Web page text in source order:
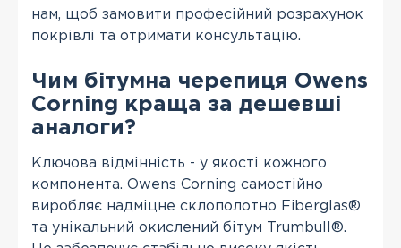
нам, щоб замовити професійний розрахунок
покрівлі та отримати консультацію.
Чим бітумна черепиця Owens
Corning краща за дешевші
аналоги?
Ключова відмінність - у якості кожного
компонента. Owens Corning самостійно
виробляє надміцне склополотно Fiberglas®
та унікальний окислений бітум Trumbull®.